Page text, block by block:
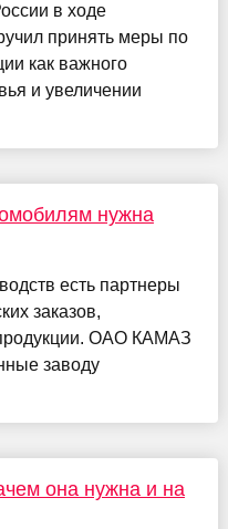
в ходе
принять меры по
как важного
и увеличении
нужна
есть партнеры
заказов,
ОАО КАМАЗ
заводу
она нужна и на